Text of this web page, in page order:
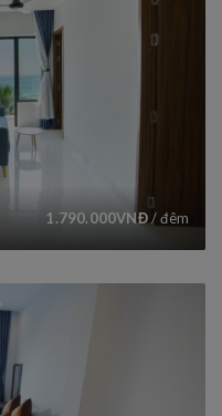
1.790.000VNĐ/ đêm